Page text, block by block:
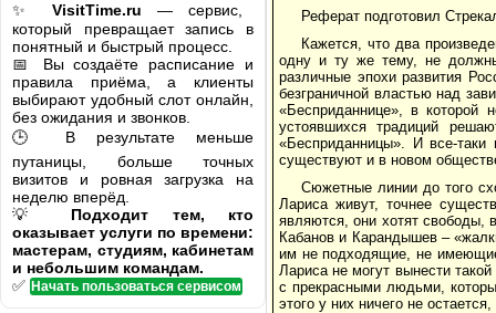
✨ VisitTime.ru — сервис,
который превращает запись в
понятный и быстрый процесс.
📅 Вы создаёте расписание и
правила приёма, а клиенты
выбирают удобный слот онлайн,
без ожидания и звонков.
🕒 В результате меньше
путаницы, больше точных
визитов и ровная загрузка на
неделю вперёд.
💡 Подходит тем, кто
оказывает услуги по времени:
мастерам, студиям, кабинетам
и небольшим командам.
✅ Начать пользоваться сервисом
Реферат подготовил
Кажется, что два
одну и ту же тему, не
различные эпохи развития
безграничной властью над
«Бесприданнице», в которой
устоявшихся традиций
«Бесприданницы». И все-
существуют и в новом
Сюжетные линии до того
Лариса живут, точнее
являются, они хотят свободы,
Кабанов и Карандышев –
им не подходящие, не
Лариса не могут вынести
с прекрасными людьми,
этого у них ничего не